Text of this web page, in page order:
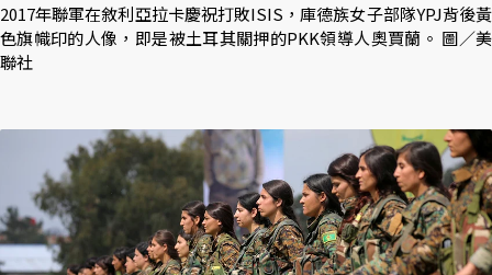
2017年聯軍在敘利亞拉卡慶祝打敗ISIS，庫德族女子部隊YPJ背後黃
色旗幟印的人像，即是被土耳其關押的PKK領導人奧賈蘭。 圖／美
聯社